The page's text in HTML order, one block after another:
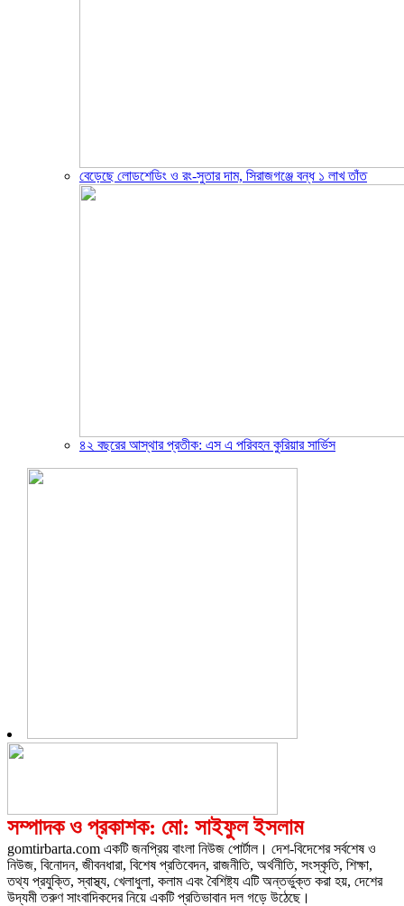
বেড়েছে লোডশেডিং ও রং-সুতার দাম, সিরাজগঞ্জে বন্ধ ১ লাখ তাঁত
৪২ বছরের আস্থার প্রতীক: এস এ পরিবহন কুরিয়ার সার্ভিস
সম্পাদক ও প্রকাশক: মো: সাইফুল ইসলাম
gomtirbarta.com একটি জনপ্রিয় বাংলা নিউজ পোর্টাল। দেশ-বিদেশের সর্বশেষ ও
নিউজ, বিনোদন, জীবনধারা, বিশেষ প্রতিবেদন, রাজনীতি, অর্থনীতি, সংস্কৃতি, শিক্ষা,
তথ্য প্রযুক্তি, স্বাস্থ্য, খেলাধুলা, কলাম এবং বৈশিষ্ট্য এটি অন্তর্ভুক্ত করা হয়, দেশের
উদ্যমী তরুণ সাংবাদিকদের নিয়ে একটি প্রতিভাবান দল গড়ে উঠেছে।